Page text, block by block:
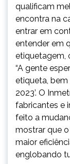
qualificam
encontra na
entrar em
entender em
etiquetagem,
“A gente
etiqueta,
2023’. O
fabricantes e
feito a
mostrar que
maior
englobando